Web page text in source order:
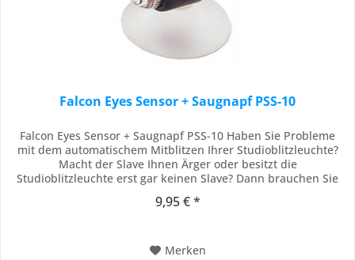
Falcon Eyes Sensor + Saugnapf PSS-10
Falcon Eyes Sensor + Saugnapf PSS-10 Haben Sie Probleme
mit dem automatischem Mitblitzen Ihrer Studioblitzleuchte?
Macht der Slave Ihnen Ärger oder besitzt die
Studioblitzleuchte erst gar keinen Slave? Dann brauchen Sie
Studioblitzleuchte auf Ihren Infrarotsender. Dieser besitzt
9,95 € *
Merken